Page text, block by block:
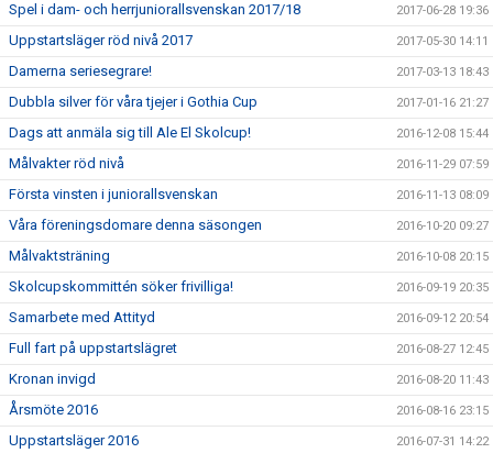
Spel i dam- och herrjuniorallsvenskan 2017/18 2017-06-28 19:36
Uppstartsläger röd nivå 2017 2017-05-30 14:11
Damerna seriesegrare! 2017-03-13 18:43
Dubbla silver för våra tjejer i Gothia Cup 2017-01-16 21:27
Dags att anmäla sig till Ale El Skolcup! 2016-12-08 15:44
Målvakter röd nivå 2016-11-29 07:59
Första vinsten i juniorallsvenskan 2016-11-13 08:09
Våra föreningsdomare denna säsongen 2016-10-20 09:27
Målvaktsträning 2016-10-08 20:15
Skolcupskommittén söker frivilliga! 2016-09-19 20:35
Samarbete med Attityd 2016-09-12 20:54
Full fart på uppstartslägret 2016-08-27 12:45
Kronan invigd 2016-08-20 11:43
Årsmöte 2016 2016-08-16 23:15
Uppstartsläger 2016 2016-07-31 14:22